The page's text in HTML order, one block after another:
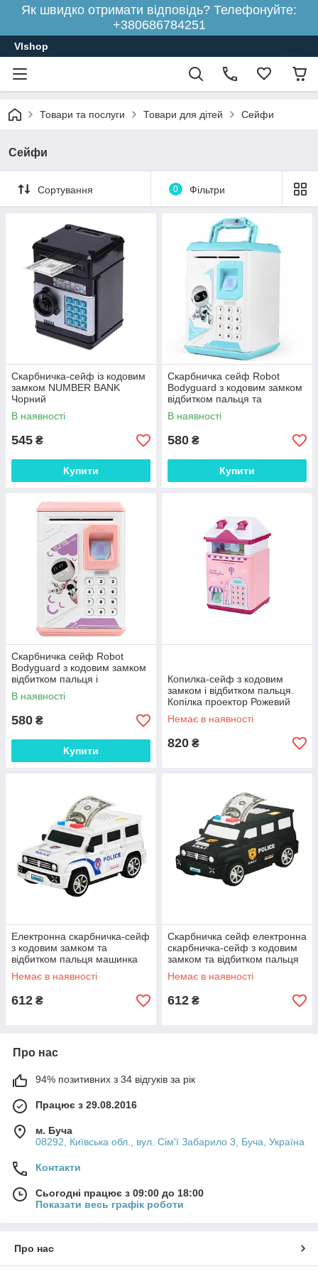
Як швидко отримати відповідь? Телефонуйте:
+380686784251
Vlshop
Товари та послуги Товари для дітей Сейфи
Сейфи
Сортування 0 Фільтри
Скарбничка-сейф із кодовим
замком NUMBER BANK
Чорний
В наявності
545 ₴
Купити
Скарбничка сейф Robot
Bodyguard з кодовим замком
відбитком пальця та
купюроприймачем бірюзовий
В наявності
580 ₴
Купити
Скарбничка сейф Robot
Bodyguard з кодовим замком
відбитком пальця і
купюроприймачем рожевий
В наявності
580 ₴
Купити
Копилка-сейф з кодовим
замком і відбитком пальця.
Копілка проектор Рожевий
Немає в наявності
820 ₴
Електронна скарбничка-сейф
з кодовим замком та
відбитком пальця машинка
Cach Truck білий
Немає в наявності
612 ₴
Скарбничка сейф електронна
скарбничка-сейф з кодовим
замком та відбитком пальця
машинка Cach Truck чорна
Немає в наявності
612 ₴
Про нас
94% позитивних з 34 відгуків за рік
Працює з 29.08.2016
м. Буча
08292, Київська обл., вул. Сім'ї Забарило 3, Буча, Україна
Контакти
Сьогодні працює з 09:00 до 18:00
Показати весь графік роботи
Про нас